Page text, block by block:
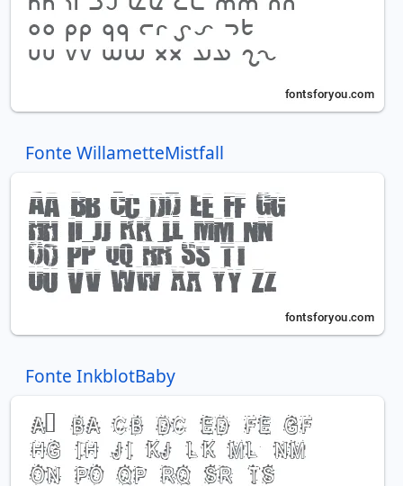
Fonte WillametteMistfall
Fonte InkblotBaby